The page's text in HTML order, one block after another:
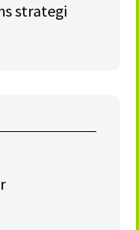
strategi